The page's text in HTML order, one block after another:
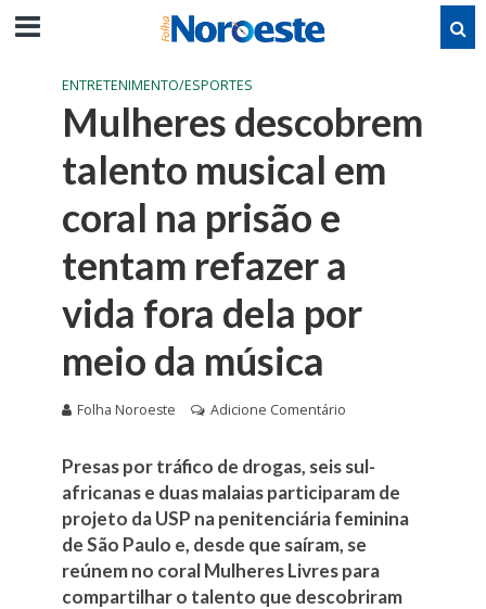
ENTRETENIMENTO/ESPORTES
Mulheres descobrem
talento musical em
coral na prisão e
tentam refazer a
vida fora dela por
meio da música
Folha Noroeste Adicione Comentário
Presas por tráfico de drogas, seis sul-
africanas e duas malaias participaram de
projeto da USP na penitenciária feminina
de São Paulo e, desde que saíram, se
reúnem no coral Mulheres Livres para
compartilhar o talento que descobriram